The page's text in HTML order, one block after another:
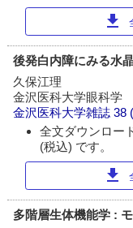
download
後発白内障にみる水
久保江理
金沢医科大学眼科学
金沢医科大学雑誌 38
全文ダウンロー
(税込) です。
download
多階層生体機能学 :